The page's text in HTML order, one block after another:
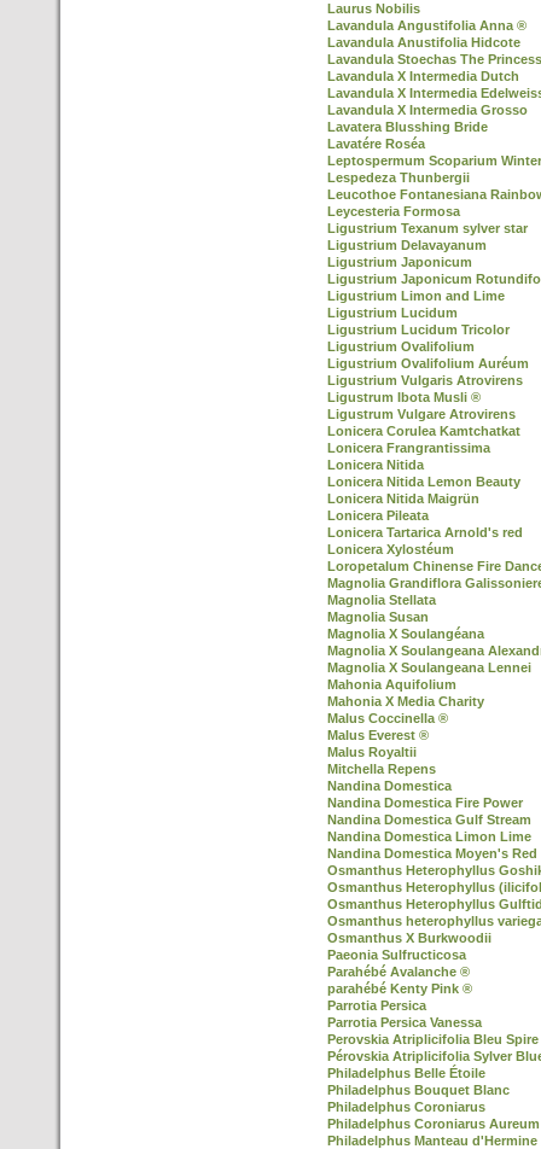
Laurus Nobilis
Lavandula Angustifolia Anna ®
Lavandula Anustifolia Hidcote
Lavandula Stoechas The
Lavandula X Intermedia Dutch
Lavandula X Intermedia
Lavandula X Intermedia Grosso
Lavatera Blusshing Bride
Lavatére Roséa
Leptospermum Scoparium
Lespedeza Thunbergii
Leucothoe Fontanesiana
Leycesteria Formosa
Ligustrium Texanum sylver star
Ligustrium Delavayanum
Ligustrium Japonicum
Ligustrium Japonicum
Ligustrium Limon and Lime
Ligustrium Lucidum
Ligustrium Lucidum Tricolor
Ligustrium Ovalifolium
Ligustrium Ovalifolium Auréum
Ligustrium Vulgaris Atrovirens
Ligustrum Ibota Musli ®
Ligustrum Vulgare Atrovirens
Lonicera Corulea Kamtchatkat
Lonicera Frangrantissima
Lonicera Nitida
Lonicera Nitida Lemon Beauty
Lonicera Nitida Maigrün
Lonicera Pileata
Lonicera Tartarica Arnold's red
Lonicera Xylostéum
Loropetalum Chinense Fire
Magnolia Grandiflora
Magnolia Stellata
Magnolia Susan
Magnolia X Soulangéana
Magnolia X Soulangeana
Magnolia X Soulangeana Lennei
Mahonia Aquifolium
Mahonia X Media Charity
Malus Coccinella ®
Malus Everest ®
Malus Royaltii
Mitchella Repens
Nandina Domestica
Nandina Domestica Fire Power
Nandina Domestica Gulf Stream
Nandina Domestica Limon Lime
Nandina Domestica Moyen's Red
Osmanthus Heterophyllus
Osmanthus Heterophyllus
Osmanthus Heterophyllus
Osmanthus heterophyllus
Osmanthus X Burkwoodii
Paeonia Sulfructicosa
Parahébé Avalanche ®
parahébé Kenty Pink ®
Parrotia Persica
Parrotia Persica Vanessa
Perovskia Atriplicifolia Bleu Spire
Pérovskia Atriplicifolia Sylver
Philadelphus Belle Étoile
Philadelphus Bouquet Blanc
Philadelphus Coroniarus
Philadelphus Coroniarus Aureum
Philadelphus Manteau d'Hermine